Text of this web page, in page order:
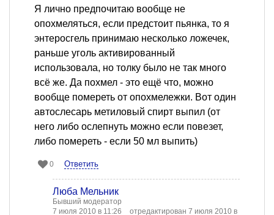
Я лично предпочитаю вообще не
опохмеляться, если предстоит пьянка, то я
энтеросгель принимаю несколько ложечек,
раньше уголь активированный
использовала, но толку было не так много
всё же. Да похмел - это ещё что, можно
вообще помереть от опохмележки. Вот один
автослесарь метиловый спирт выпил (от
него либо ослепнуть можно если повезет,
либо помереть - если 50 мл выпить)
0 Ответить
Люба Мельник
Бывший модератор
7 июля 2010 в 11:26
отредактирован 7 июля 2010 в